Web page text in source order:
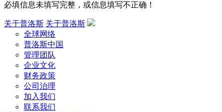
必填信息未填写完整，或信息填写不正确！
关于普洛斯 关于普洛斯
全球网络
普洛斯中国
管理团队
企业文化
财务政策
公司治理
加入我们
联系我们